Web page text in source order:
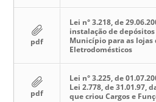
pdf
Lei n° 3.218, de
instalação de
Município para as
Eletrodomésticos
pdf
Lei n° 3.225, de
Lei 2.778, de 31.01.97,
que criou Cargos e